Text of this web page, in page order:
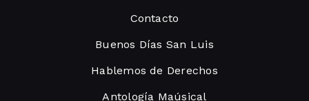
Contacto
Buenos Días San Luis
Hablemos de Derechos
Antología Maúsical